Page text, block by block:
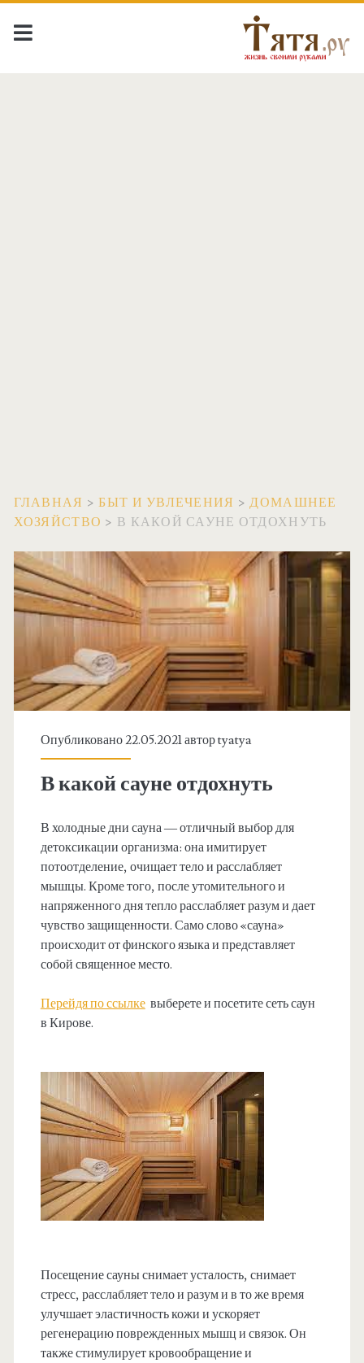
ГЛАВНАЯ >БЫТ И УВЛЕЧЕНИЯ >ДОМАШНЕЕ
ХОЗЯЙСТВО > В КАКОЙ САУНЕ ОТДОХНУТЬ
Опубликовано 22.05.2021 авторtyatya
В какой сауне отдохнуть
В холодные дни сауна — отличный выбор для
детоксикации организма: она имитирует
потоотделение, очищает тело и расслабляет
мышцы. Кроме того, после утомительного и
напряженного дня тепло расслабляет разум и дает
чувство защищенности. Само слово «сауна»
происходит от финского языка и представляет
собой священное место.
Перейдя по ссылкевыберете и посетите сеть саун
в Кирове.
Посещение сауны снимает усталость, снимает
стресс, расслабляет тело и разум и в то же время
улучшает эластичность кожи и ускоряет
регенерацию поврежденных мышц и связок. Он
также стимулирует кровообращение и